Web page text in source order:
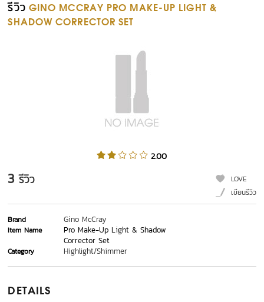
รีวิว GINO MCCRAY PRO MAKE-UP LIGHT &
SHADOW CORRECTOR SET
2.00
3 รีวิว
LOVE
เขียนรีวิว
Brand Gino McCray
Item Name
Pro Make-Up Light & Shadow
Corrector Set
Category Highlight/Shimmer
DETAILS